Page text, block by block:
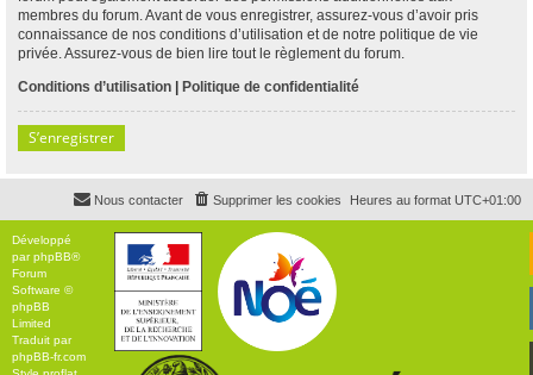
membres du forum. Avant de vous enregistrer, assurez-vous d’avoir pris
connaissance de nos conditions d’utilisation et de notre politique de vie
privée. Assurez-vous de bien lire tout le règlement du forum.
Conditions d’utilisation | Politique de confidentialité
S’enregistrer
Heures au format UTC+01:00
Supprimer les cookies
Nous contacter
Développé
parphpBB®
Forum
Software ©
phpBB
Limited
Traduit par
phpBB-fr.com